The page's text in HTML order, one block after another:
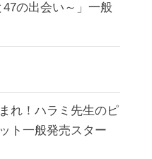
の出会い～」一般
れ！ハラミ先生のピ
ト一般発売スター